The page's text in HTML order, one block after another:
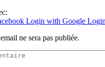
Login with Google
ne sera pas publiée.